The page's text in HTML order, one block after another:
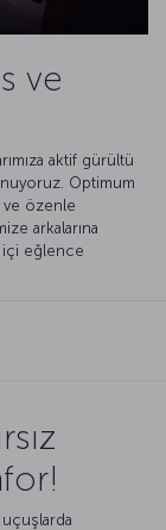
ve
aktif gürültü
Optimum
ve özenle
arkalarına
içi eğlence